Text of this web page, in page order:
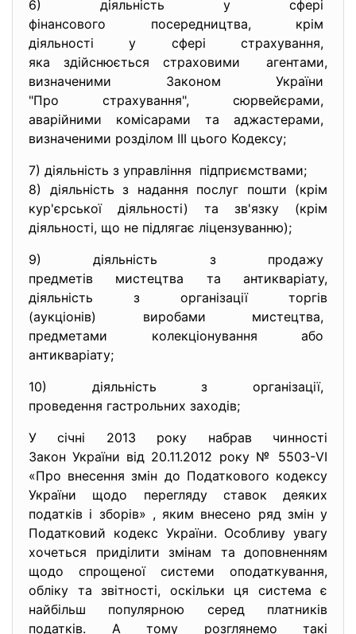
6) діяльність у сфері
фінансового посередництва, крім
діяльності у сфері страхування,
яка здійснюється страховими агентами,
визначеними Законом України
"Про страхування", сюрвейєрами,
аварійними комісарами та аджастерами,
визначеними розділом III цього Кодексу;
7) діяльність з управління підприємствами;
8) діяльність з надання послуг пошти (крім
кур'єрської діяльності) та зв'язку (крім
діяльності, що не підлягає ліцензуванню);
9) діяльність з продажу
предметів мистецтва та антикваріату,
діяльність з організації торгів
(аукціонів) виробами мистецтва,
предметами колекціонування або
антикваріату;
10) діяльність з організації,
проведення гастрольних заходів;
У січні 2013 року набрав чинності
Закон України від 20.11.2012 року № 5503-VI
«Про внесення змін до Податкового кодексу
України щодо перегляду ставок деяких
податків і зборів» , яким внесено ряд змін у
Податковий кодекс України. Особливу увагу
хочеться приділити змінам та доповненням
щодо спрощеної системи оподаткування,
обліку та звітності, оскільки ця система є
найбільш популярною серед платників
податків. А тому розглянемо такі